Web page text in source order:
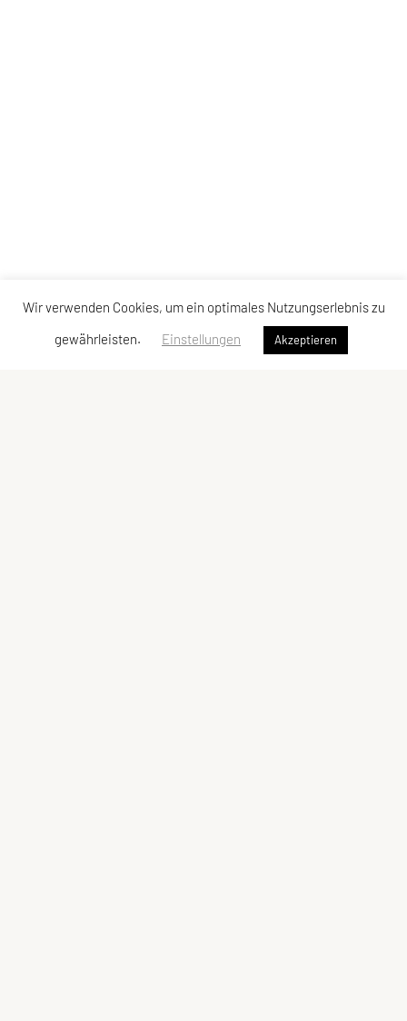
Wir verwenden Cookies, um ein optimales Nutzungserlebnis zu
gewährleisten.
Einstellungen Akzeptieren